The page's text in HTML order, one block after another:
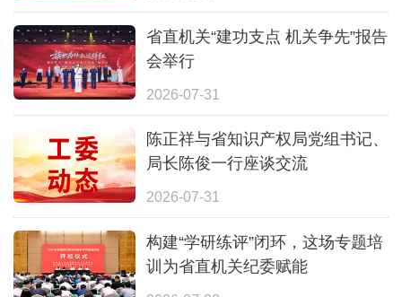
省直机关“建功支点 机关争先”报告
会举行
2026-07-31
陈正祥与省知识产权局党组书记、
局长陈俊一行座谈交流
2026-07-31
构建“学研练评”闭环，这场专题培
训为省直机关纪委赋能